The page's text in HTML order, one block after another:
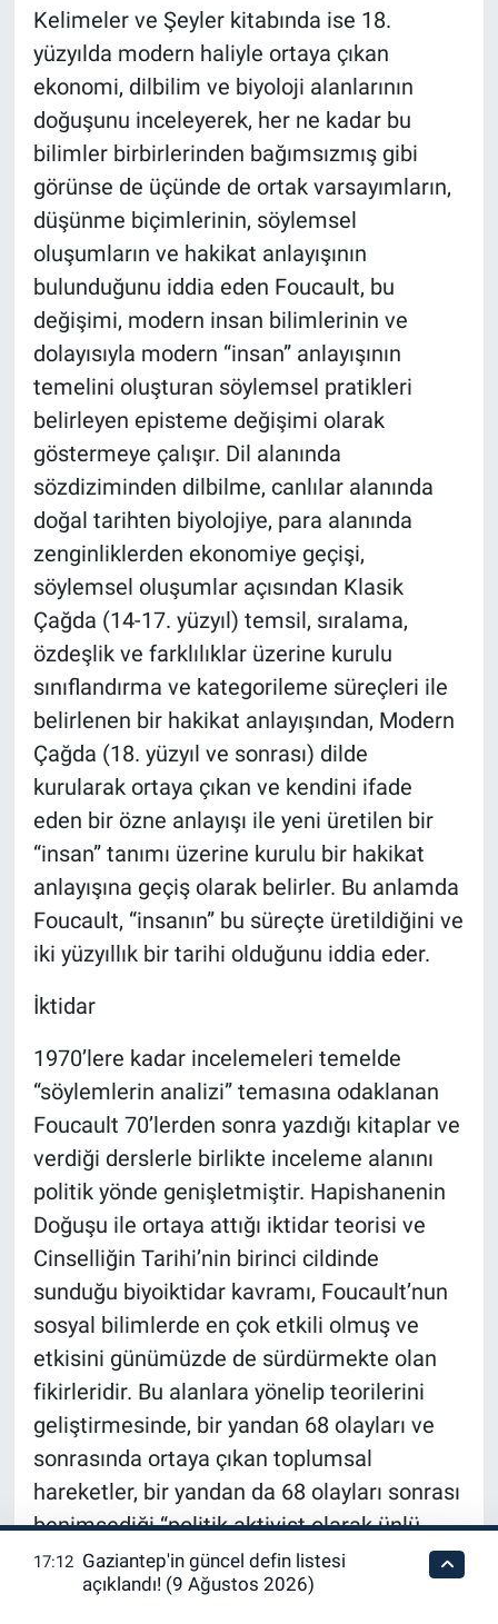
Kelimeler ve Şeyler kitabında ise 18.
yüzyılda modern haliyle ortaya çıkan
ekonomi, dilbilim ve biyoloji alanlarının
doğuşunu inceleyerek, her ne kadar bu
bilimler birbirlerinden bağımsızmış gibi
görünse de üçünde de ortak varsayımların,
düşünme biçimlerinin, söylemsel
oluşumların ve hakikat anlayışının
bulunduğunu iddia eden Foucault, bu
değişimi, modern insan bilimlerinin ve
dolayısıyla modern “insan” anlayışının
temelini oluşturan söylemsel pratikleri
belirleyen episteme değişimi olarak
göstermeye çalışır. Dil alanında
sözdiziminden dilbilme, canlılar alanında
doğal tarihten biyolojiye, para alanında
zenginliklerden ekonomiye geçişi,
söylemsel oluşumlar açısından Klasik
Çağda (14-17. yüzyıl) temsil, sıralama,
özdeşlik ve farklılıklar üzerine kurulu
sınıflandırma ve kategorileme süreçleri ile
belirlenen bir hakikat anlayışından, Modern
Çağda (18. yüzyıl ve sonrası) dilde
kurularak ortaya çıkan ve kendini ifade
eden bir özne anlayışı ile yeni üretilen bir
“insan” tanımı üzerine kurulu bir hakikat
anlayışına geçiş olarak belirler. Bu anlamda
Foucault, “insanın” bu süreçte üretildiğini ve
iki yüzyıllık bir tarihi olduğunu iddia eder.
İktidar
1970’lere kadar incelemeleri temelde
“söylemlerin analizi” temasına odaklanan
Foucault 70’lerden sonra yazdığı kitaplar ve
verdiği derslerle birlikte inceleme alanını
politik yönde genişletmiştir. Hapishanenin
Doğuşu ile ortaya attığı iktidar teorisi ve
Cinselliğin Tarihi’nin birinci cildinde
sunduğu biyoiktidar kavramı, Foucault’nun
sosyal bilimlerde en çok etkili olmuş ve
etkisini günümüzde de sürdürmekte olan
fikirleridir. Bu alanlara yönelip teorilerini
geliştirmesinde, bir yandan 68 olayları ve
sonrasında ortaya çıkan toplumsal
hareketler, bir yandan da 68 olayları sonrası
benimsediği “politik aktivist olarak ünlü
Fransız entelektüeli” karakteri içerisinde
dahil olduğu pek çok direniş, kampanya ve
17:12 Gaziantep'in güncel defin listesi
açıklandı! (9 Ağustos 2026)